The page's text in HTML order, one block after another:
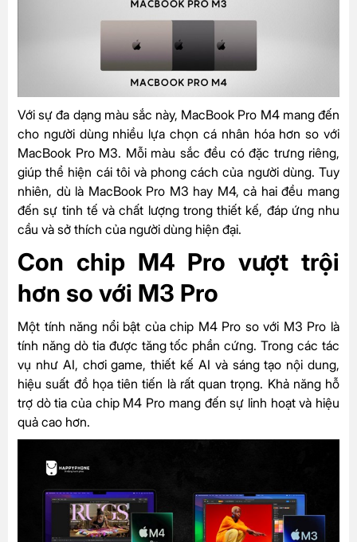
Với sự đa dạng màu sắc này, MacBook Pro M4 mang đến
cho người dùng nhiều lựa chọn cá nhân hóa hơn so với
MacBook Pro M3. Mỗi màu sắc đều có đặc trưng riêng,
giúp thể hiện cái tôi và phong cách của người dùng. Tuy
nhiên, dù là MacBook Pro M3 hay M4, cả hai đều mang
đến sự tinh tế và chất lượng trong thiết kế, đáp ứng nhu
cầu và sở thích của người dùng hiện đại.
Con chip M4 Pro vượt trội
hơn so với M3 Pro
Một tính năng nổi bật của chip M4 Pro so với M3 Pro là
tính năng dò tia được tăng tốc phần cứng. Trong các tác
vụ như AI, chơi game, thiết kế AI và sáng tạo nội dung,
hiệu suất đồ họa tiên tiến là rất quan trọng. Khả năng hỗ
trợ dò tia của chip M4 Pro mang đến sự linh hoạt và hiệu
quả cao hơn.